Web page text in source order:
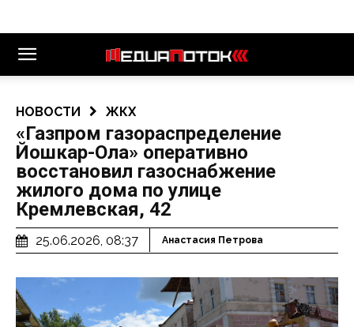
НОВОСТИ ЖКХ
«Газпром газораспределение
Йошкар-Ола» оперативно
восстановил газоснабжение
жилого дома по улице
Кремлевская, 42
25.06.2026, 08:37 Анастасия Петрова